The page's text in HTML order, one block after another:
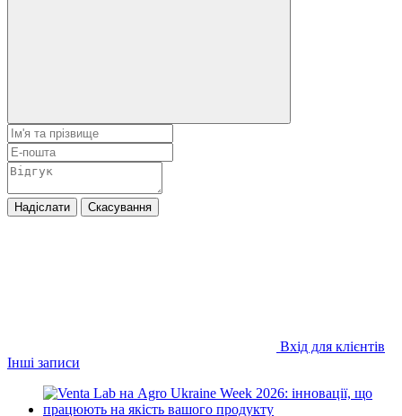
Надіслати Скасування
Вхід для клієнтів
Інші записи